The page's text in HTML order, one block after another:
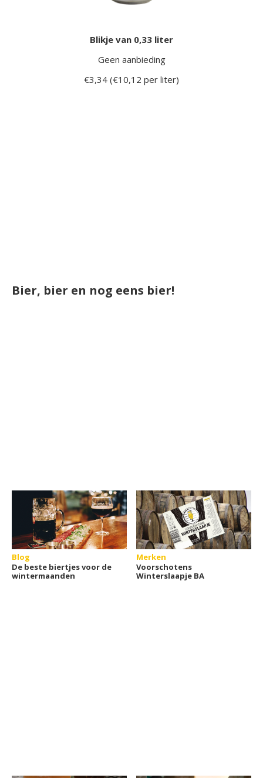
Blikje van 0,33 liter
Geen aanbieding
€3,34 (€10,12 per liter)
Bier, bier en nog eens bier!
Blog
De beste biertjes voor de
wintermaanden
Merken
Voorschotens
Winterslaapje BA